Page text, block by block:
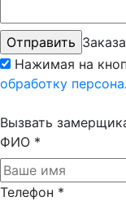
Нажимая на
обработку
Вызвать
ФИО *
Телефон *